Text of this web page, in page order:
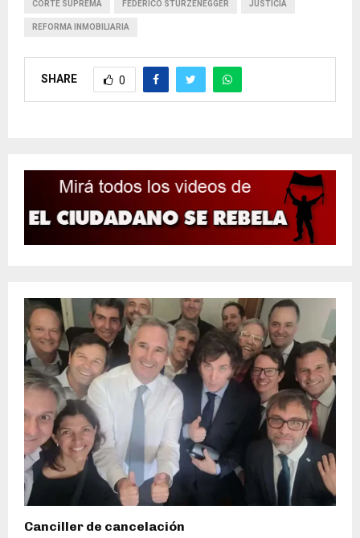
CORTE SUPREMA FEDERICO STURZENEGGER JUSTICIA
REFORMA INMOBILIARIA
SHARE 0
Canciller de cancelación